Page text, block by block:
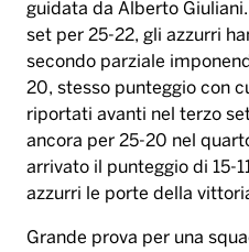
guidata da Alberto
set per 25-22, gli azzurri
secondo parziale
20, stesso punteggio con
riportati avanti nel terzo
ancora per 25-20 nel
arrivato il punteggio di 15-
azzurri le porte della
Grande prova per una